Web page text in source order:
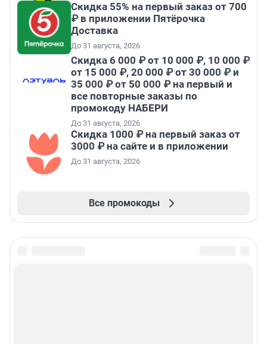
Скидка 55% на первый заказ от 700
₽ в приложении Пятёрочка
Доставка
До 31 августа, 2026
Скидка 6 000 ₽ от 10 000 ₽, 10 000 ₽
от 15 000 ₽, 20 000 ₽ от 30 000 ₽ и
35 000 ₽ от 50 000 ₽ на первый и
все повторные заказы по
промокоду НАБЕРИ
До 31 августа, 2026
Скидка 1000 ₽ на первый заказ от
3000 ₽ на сайте и в приложении
До 31 августа, 2026
Все промокоды